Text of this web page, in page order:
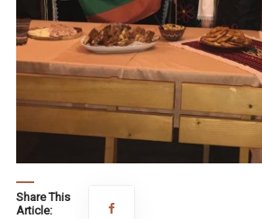
Share This
Article: